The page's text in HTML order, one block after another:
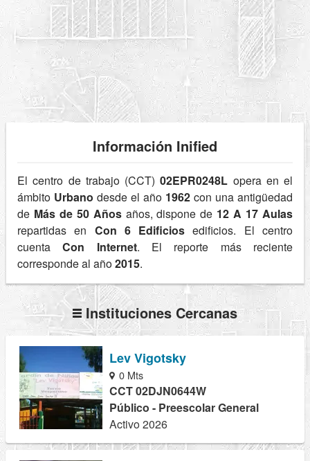
Información Inified
El centro de trabajo (CCT)02EPR0248L opera en el
ámbito Urbano desde el año 1962 con una antigüedad
de Más de 50 Añosaños, dispone de 12 A 17 Aulas
repartidas en Con 6 Edificios edificios. El centro
cuentaCon Internet. El reporte más reciente
corresponde al año2015.
Instituciones Cercanas
Lev Vigotsky
0 Mts
CCT 02DJN0644W
Público - Preescolar General
Activo 2026